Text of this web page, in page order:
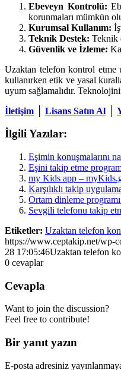
Ebeveyn Kontrolü:
korunmaları mümkün
Kurumsal Kullanım:
Teknik Destek: Teknik
Güvenlik ve İzleme:
Uzaktan telefon kontrol etme
kullanırken etik ve yasal
uyum sağlamalıdır.
İletişim
Lisans Satın Al
İlgili Yazılar:
Eşimin konuşmalarını
Eşini takip etme
my Kids app –
Karşılıklı takip
Ortam dinleme
Sevgili telefonu takip
Etiketler: Uzaktan telefon
https://www.ceptakip.net/wp-
28 17:05:46Uzaktan telefon
0 cevaplar
Cevapla
Want to join the discussion?
Feel free to contribute!
Bir yanıt yazın
E-posta adresiniz